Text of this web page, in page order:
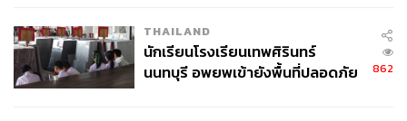
THAILAND
นักเรียนโรงเรียนเทพศิรินทร์
นนทบุรี อพยพเข้ายังพื้นที่ปลอดภัย
862